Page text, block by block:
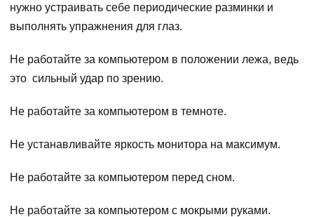
нужно устраивать себе периодические разминки и
выполнять упражнения для глаз.
Не работайте за компьютером в положении лежа, ведь
это сильный удар по зрению.
Не работайте за компьютером в темноте.
Не устанавливайте яркость монитора на максимум.
Не работайте за компьютером перед сном.
Не работайте за компьютером с мокрыми руками.